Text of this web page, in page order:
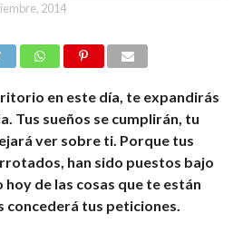
2014
en este día, te expandirás
Tus sueños se cumplirán, tu
ver sobre ti. Porque tus
han sido puestos bajo
de las cosas que te están
concederá tus peticiones.